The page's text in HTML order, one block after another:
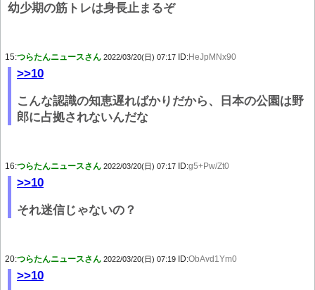
幼少期の筋トレは身長止まるぞ
15:つらたんニュースさん 2022/03/20(日) 07:17 ID:HeJpMNx90
>>10
こんな認識の知恵遅ればかりだから、日本の公園は野
郎に占拠されないんだな
16:つらたんニュースさん 2022/03/20(日) 07:17 ID:g5+Pw/Zt0
>>10
それ迷信じゃないの？
20:つらたんニュースさん 2022/03/20(日) 07:19 ID:ObAvd1Ym0
>>10